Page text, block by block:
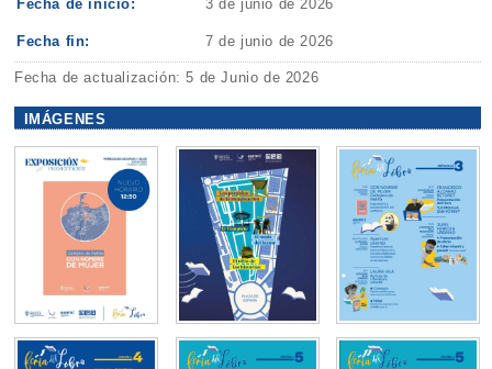
Fecha de inicio: 3 de junio de 2026
Fecha fin: 7 de junio de 2026
Fecha de actualización: 5 de Junio de 2026
IMÁGENES